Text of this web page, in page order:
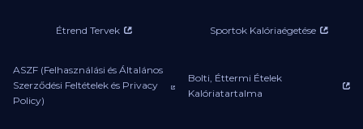
Étrend Tervek Sportok Kalóriaégetése
ASZF (Felhasználási és Általános
Szerződési Feltételek és Privacy
Policy)
Bolti, Éttermi Ételek
Kalóriatartalma